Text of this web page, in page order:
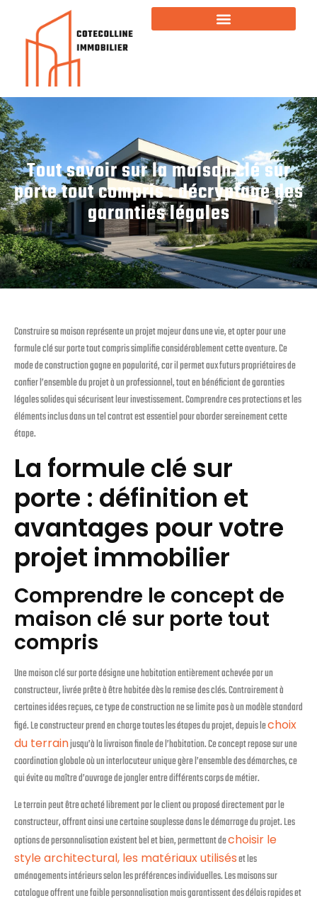
Tout savoir sur la maison clé sur
porte tout compris : décryptage des
garanties légales
Construire sa maison représente un projet majeur dans une vie, et opter pour une
formule clé sur porte tout compris simplifie considérablement cette aventure. Ce
mode de construction gagne en popularité, car il permet aux futurs propriétaires de
confier l’ensemble du projet à un professionnel, tout en bénéficiant de garanties
légales solides qui sécurisent leur investissement. Comprendre ces protections et les
éléments inclus dans un tel contrat est essentiel pour aborder sereinement cette
étape.
La formule clé sur
porte : définition et
avantages pour votre
projet immobilier
Comprendre le concept de
maison clé sur porte tout
compris
Une maison clé sur porte désigne une habitation entièrement achevée par un
constructeur, livrée prête à être habitée dès la remise des clés. Contrairement à
certaines idées reçues, ce type de construction ne se limite pas à un modèle standard
figé. Le constructeur prend en charge toutes les étapes du projet, depuis lechoix
du terrainjusqu’à la livraison finale de l’habitation. Ce concept repose sur une
coordination globale où un interlocuteur unique gère l’ensemble des démarches, ce
qui évite au maître d’ouvrage de jongler entre différents corps de métier.
Le terrain peut être acheté librement par le client ou proposé directement par le
constructeur, offrant ainsi une certaine souplesse dans le démarrage du projet. Les
options de personnalisation existent bel et bien, permettant dechoisir le
style architectural, les matériaux utiliséset les
aménagements intérieurs selon les préférences individuelles. Les maisons sur
catalogue offrent une faible personnalisation mais garantissent des délais rapides et